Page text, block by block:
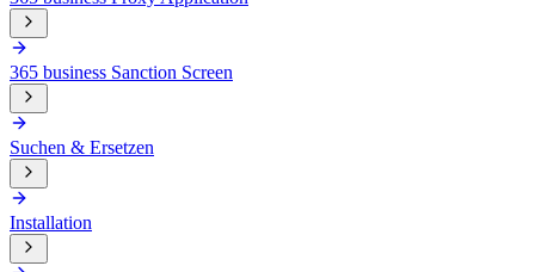
365 business Sanction Screen
Suchen & Ersetzen
Installation